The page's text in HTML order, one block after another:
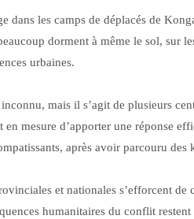
dans les camps de déplacés de
dorment à même le sol, sur
urbaines.
mais il s’agit de plusieurs
en mesure d’apporter une réponse
après avoir parcouru
et nationales s’efforcent
humanitaires du conflit